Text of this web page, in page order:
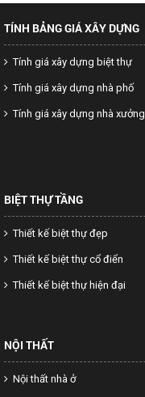
TÍNH BẢNG GIÁ XÂY DỰNG
Tính giá xây dựng biệt thự
Tính giá xây dựng nhà phố
Tính giá xây dựng nhà xưởng
BIỆT THỰ TẦNG
Thiết kế biệt thự đẹp
Thiết kế biệt thự cổ điển
Thiết kế biệt thự hiện đại
NỘI THẤT
Nội thất nhà ở